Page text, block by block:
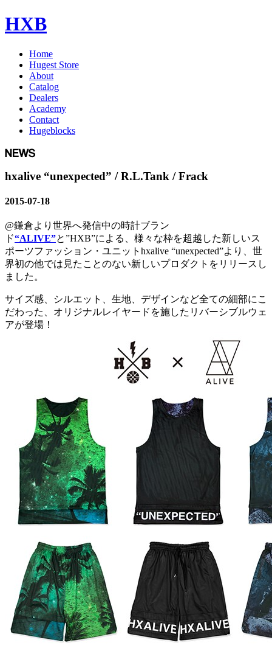
HXB
Home
Hugest Store
About
Catalog
Dealers
Academy
Contact
Hugeblocks
hxalive “unexpected” / R.L.Tank / Frack
2015-07-18
@鎌倉より世界へ発信中の時計ブラン
ド“ALIVE”と”HXB”による、様々な枠を超越した新しいス
ポーツファッション・ユニットhxalive “unexpected”より、世
界初の他では見たことのない新しいプロダクトをリリースし
ました。
サイズ感、シルエット、生地、デザインなど全ての細部にこ
だわった、オリジナルレイヤードを施したリバーシブルウェ
アが登場！